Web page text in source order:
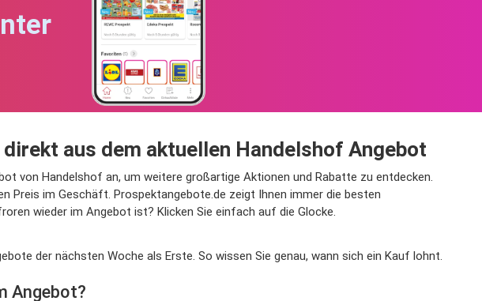
aus dem aktuellen Handelshof Angebot
von Handelshof an, um weitere großartige Aktionen und Rabatte zu entdecken.
Preis im Geschäft. Prospektangebote.de zeigt Ihnen immer die besten
wieder im Angebot ist? Klicken Sie einfach auf die Glocke.
der nächsten Woche als Erste. So wissen Sie genau, wann sich ein Kauf lohnt.
Angebot?